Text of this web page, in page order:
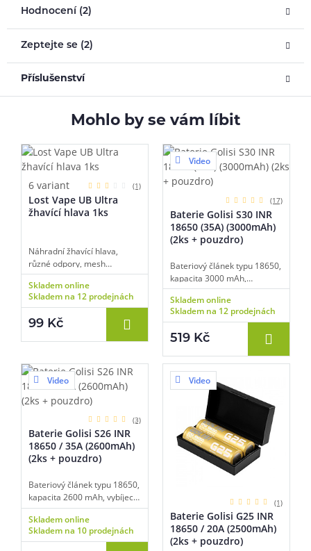
Hodnocení (2)
Zeptejte se (2)
Příslušenství
Mohlo by se vám líbit
6 variant (1)
Lost Vape UB Ultra
žhavící hlava 1ks
Náhradní žhavící hlava,
různé odpory, mesh
provedení, vhodné pro DL
vaping, 1ks v balení.
Skladem online
Skladem na 12 prodejnách
99 Kč
Video
(17)
Baterie Golisi S30 INR
18650 (35A) (3000mAh)
(2ks + pouzdro)
Bateriový článek typu 18650,
kapacita 3000 mAh,
maximální vybíjecí proud 35
A, balení 2 ks, čip s ochranou
proti přebití, zkratu a
pouzdro součástí, vhodné
Skladem online
Skladem na 12 prodejnách
519 Kč
Video
(3)
Baterie Golisi S26 INR
18650 / 35A (2600mAh)
(2ks + pouzdro)
Bateriový článek typu 18650,
kapacita 2600 mAh, vybíjecí
proud 35 A, balení 2 ks, čip s
ochranou proti přebití, zkratu
a vysokým teplotám, úložné
Skladem online
Skladem na 10 prodejnách
Video
(1)
Baterie Golisi G25 INR
18650 / 20A (2500mAh)
(2ks + pouzdro)